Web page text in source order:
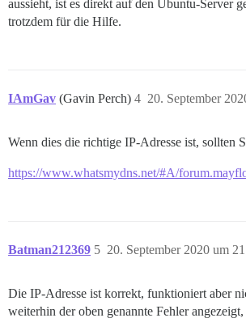
aussieht, ist es direkt auf den Ubuntu-Server
trotzdem für die Hilfe.
IAmGav (Gavin Perch) 20. September
4
Wenn dies die richtige IP-Adresse ist, sollten
https://www.whatsmydns.net/#A/
Batman212369 20. September 2020 um
5
Die IP-Adresse ist korrekt, funktioniert aber
weiterhin der oben genannte Fehler